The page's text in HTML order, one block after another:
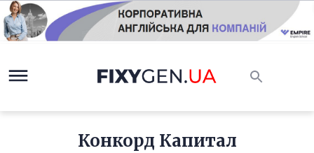
Конкорд Капитал